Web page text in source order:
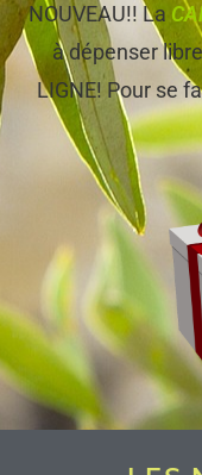
NOUVEAU!! La
à dépenser
LIGNE! Pour se